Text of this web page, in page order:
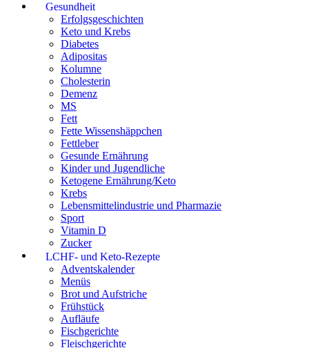
Gesundheit
Erfolgsgeschichten
Keto und Krebs
Diabetes
Adipositas
Kolumne
Cholesterin
Demenz
MS
Fett
Fette Wissenshäppchen
Fettleber
Gesunde Ernährung
Kinder und Jugendliche
Ketogene Ernährung/Keto
Krebs
Lebensmittelindustrie und Pharmazie
Sport
Vitamin D
Zucker
LCHF- und Keto-Rezepte
Adventskalender
Menüs
Brot und Aufstriche
Frühstück
Aufläufe
Fischgerichte
Fleischgerichte